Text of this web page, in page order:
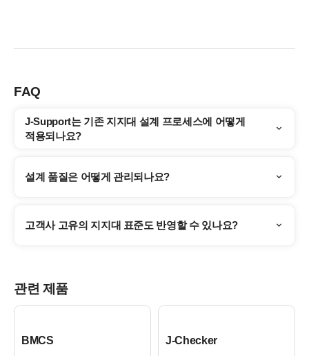
FAQ
J-Support는 기존 지지대 설계 프로세스에 어떻게
적용되나요?
설계 품질은 어떻게 관리되나요?
고객사 고유의 지지대 표준도 반영할 수 있나요?
관련 제품
BMCS J‑Checker